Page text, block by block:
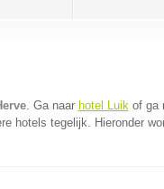
. Ga naar hotel Luikof ga
hotels tegelijk. Hieronder